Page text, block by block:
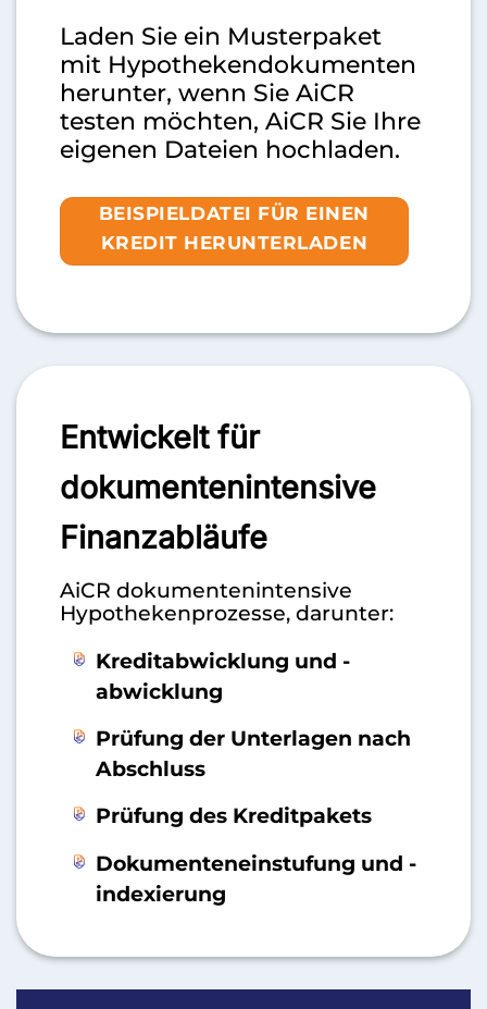
Laden Sie ein Musterpaket
mit Hypothekendokumenten
herunter, wenn Sie AiCR
testen möchten, AiCR Sie Ihre
eigenen Dateien hochladen.
BEISPIELDATEI FÜR EINEN
KREDIT HERUNTERLADEN
Entwickelt für
dokumentenintensive
Finanzabläufe
AiCR dokumentenintensive
Hypothekenprozesse, darunter:
Kreditabwicklung und -
abwicklung
Prüfung der Unterlagen nach
Abschluss
Prüfung des Kreditpakets
Dokumenteneinstufung und -
indexierung